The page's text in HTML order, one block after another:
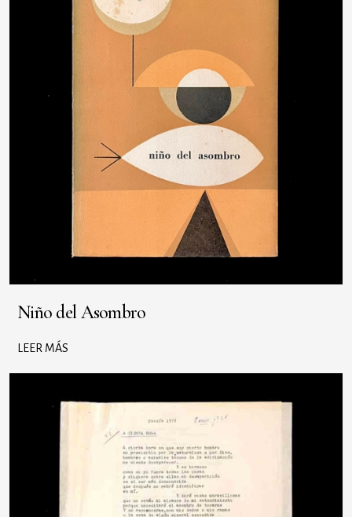
Niño del Asombro
LEER MÁS